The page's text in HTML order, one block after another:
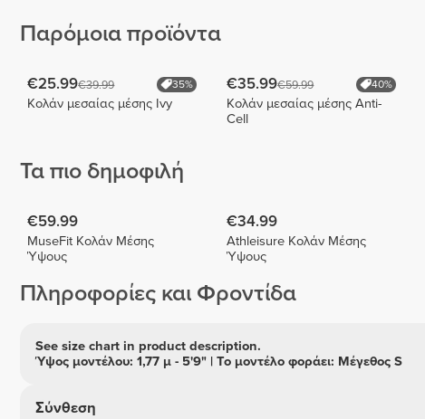
Παρόμοια προϊόντα
€25.99€39.99 35%
Κολάν μεσαίας μέσης Ivy
€35.99€59.99 40%
Κολάν μεσαίας μέσης Anti-
Cell
Τα πιο δημοφιλή
€59.99
MuseFit Κολάν Μέσης
Ύψους
€34.99
Athleisure Κολάν Μέσης
Ύψους
Πληροφορίες και Φροντίδα
See size chart in product description.
Ύψος μοντέλου: 1,77 μ - 5'9" | Το μοντέλο φοράει: Μέγεθος S
Σύνθεση